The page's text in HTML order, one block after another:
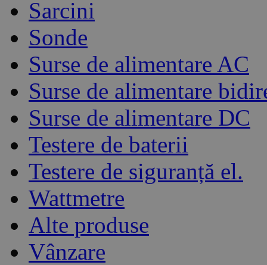
Sarcini
Sonde
Surse de alimentare AC
Surse de alimentare
Surse de alimentare DC
Testere de baterii
Testere de siguranță el.
Wattmetre
Alte produse
Vânzare